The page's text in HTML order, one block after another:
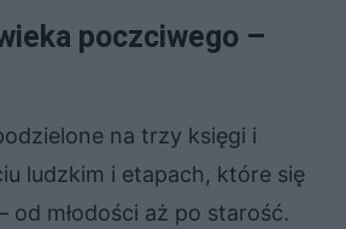
poczciwego –
na trzy księgi i
ludzkim i etapach, które się
od młodości aż po starość.